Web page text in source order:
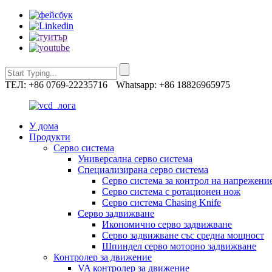
ТЕЛ: +86 0769-22235716 Whatsapp: +86 18826965975
У дома
Продукти
Серво система
Универсална серво система
Специализирана серво система
Серво система за контрол на
Серво система с ротационен нож
Серво система Chasing Knife
Серво задвижване
Икономично серво задвижване
Серво задвижване със средна мощност
Шпиндел серво моторно задвижване
Контролер за движение
VA контролер за движение